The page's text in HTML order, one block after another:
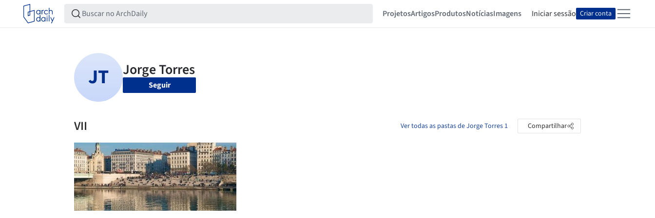
ProjetosArtigosProdutosNotíciasImagens Iniciar sessão Criar conta
Seguir
VII Ver todas as pastas de Jorge Torres 1 Compartilhar